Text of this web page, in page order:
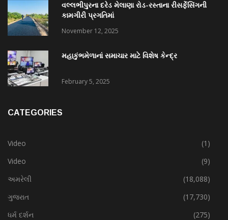
વલ્લભીપુરના દરેડ મેલાણા રોડ-રસ્તાના રીસર્ફેસિંગની
કામગીરી પ્રગતિમાં
November 12, 2025
મહાકુંભમેળાનાં સમાચાર માટે વિશેષ કેન્દ્ર
February 5, 2025
CATEGORIES
Video
(1)
Video
(9)
અમરેલી
(18,088)
ગુજરાત
(17,730)
ધર્મ દર્શન
(275)